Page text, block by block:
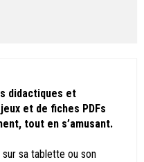
didactiques et
et de fiches PDFs
tout en s’amusant.
sur sa tablette ou son